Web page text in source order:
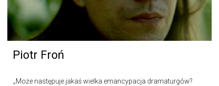
Piotr Froń
„Może następuje jakaś wielka emancypacja dramaturgów?